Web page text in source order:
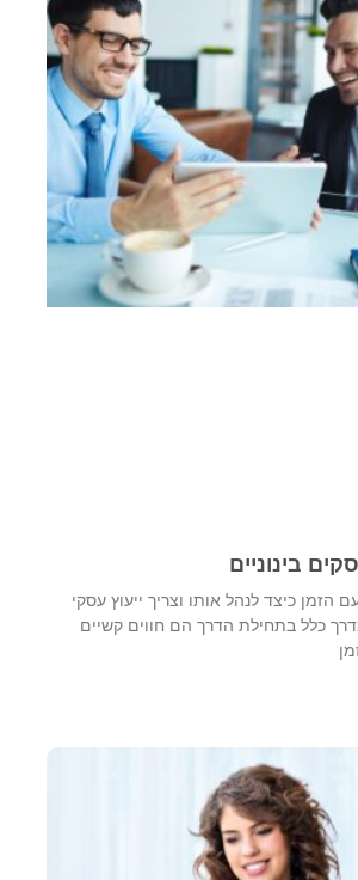
בינוניים
הזמן כיצד לנהל אותו וצריך ייעוץ עסקי
כלל בתחילת הדרך הם חווים קשיים